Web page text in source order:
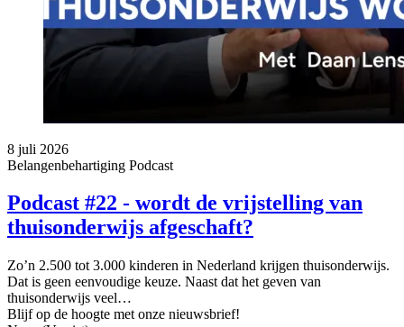
8 juli 2026
Belangenbehartiging Podcast
Podcast #22 - wordt de vrijstelling van
thuisonderwijs afgeschaft?
Zo’n 2.500 tot 3.000 kinderen in Nederland krijgen thuisonderwijs.
Dat is geen eenvoudige keuze. Naast dat het geven van
thuisonderwijs veel…
Blijf op de hoogte met onze nieuwsbrief!